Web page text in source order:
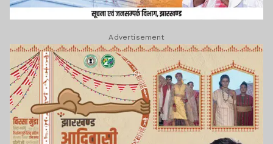
Advertisement